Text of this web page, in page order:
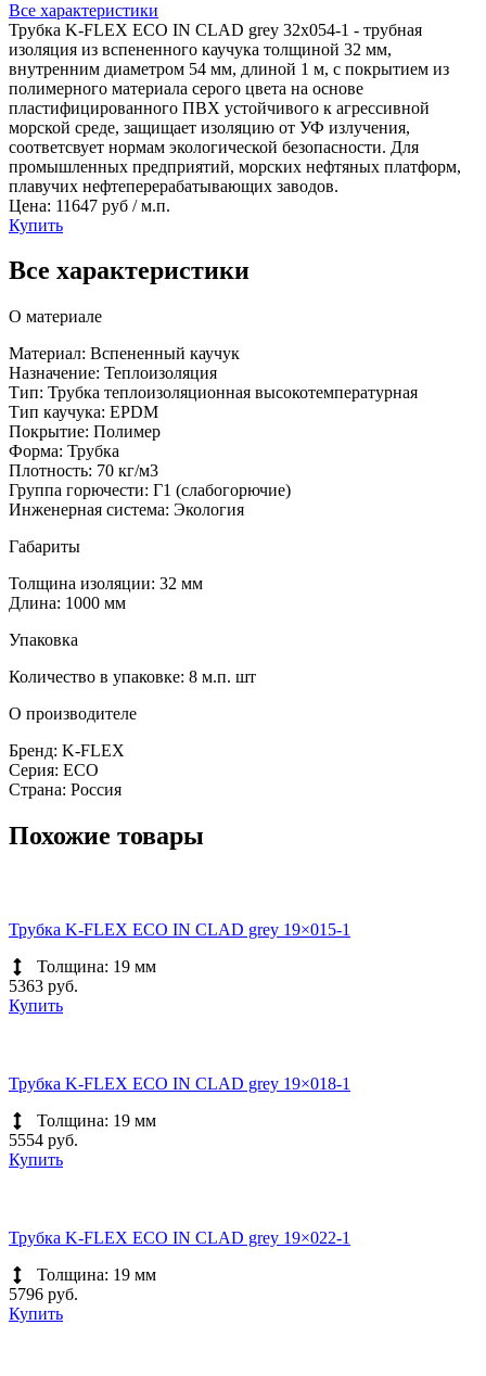
Все характеристики
Трубка K-FLEX ECO IN CLAD grey 32x054-1 - трубная
изоляция из вспененного каучука толщиной 32 мм,
внутренним диаметром 54 мм, длиной 1 м, с покрытием из
полимерного материала серого цвета на основе
пластифицированного ПВХ устойчивого к агрессивной
морской среде, защищает изоляцию от УФ излучения,
соответсвует нормам экологической безопасности. Для
промышленных предприятий, морских нефтяных платформ,
плавучих нефтеперерабатывающих заводов.
Цена: 11647 руб / м.п.
Купить
Все характеристики
О материале
Материал: Вспененный каучук
Назначение: Теплоизоляция
Тип: Трубка теплоизоляционная высокотемпературная
Тип каучука: EPDM
Покрытие: Полимер
Форма: Трубка
Плотность: 70 кг/м3
Группа горючести: Г1 (слабогорючие)
Инженерная система: Экология
Габариты
Толщина изоляции: 32 мм
Длина: 1000 мм
Упаковка
Количество в упаковке: 8 м.п. шт
О производителе
Бренд: K-FLEX
Серия: ECO
Страна: Россия
Похожие товары
Трубка K-FLEX ECO IN CLAD grey 19×015-1
Толщина: 19 мм
5363 руб.
Купить
Трубка K-FLEX ECO IN CLAD grey 19×018-1
Толщина: 19 мм
5554 руб.
Купить
Трубка K-FLEX ECO IN CLAD grey 19×022-1
Толщина: 19 мм
5796 руб.
Купить